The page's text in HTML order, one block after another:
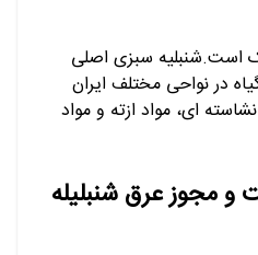
است.شنبلیه سبزی اصلی
در نواحی مختلف ایران
ای، مواد ازته و مواد
و مجوز عرق شنبلیله